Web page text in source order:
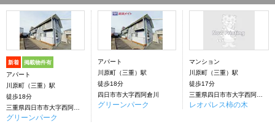
新着 掲載物件有
アパート
川原町（三重）駅
徒歩18分
グリーンパーク
アパート
川原町（三重）駅
徒歩18分
四日市市大字西阿倉川
グリーンパーク
マンション
川原町（三重）駅
徒歩17分
レオパレス柿の木